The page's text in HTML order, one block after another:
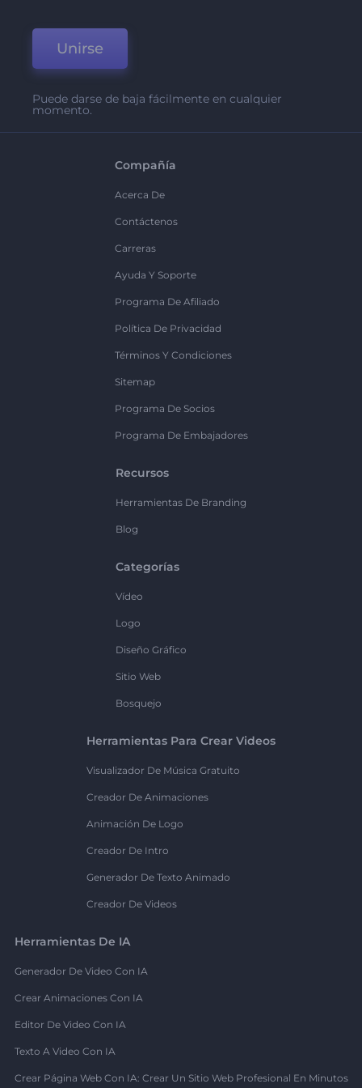
Unirse
Puede darse de baja fácilmente en cualquier
momento.
Compañía
Acerca De
Contáctenos
Carreras
Ayuda Y Soporte
Programa De Afiliado
Política De Privacidad
Términos Y Condiciones
Sitemap
Programa De Socios
Programa De Embajadores
Recursos
Herramientas De Branding
Blog
Categorías
Vídeo
Logo
Diseño Gráfico
Sitio Web
Bosquejo
Herramientas Para Crear Videos
Visualizador De Música Gratuito
Creador De Animaciones
Animación De Logo
Creador De Intro
Generador De Texto Animado
Creador De Videos
Herramientas De IA
Generador De Video Con IA
Crear Animaciones Con IA
Editor De Video Con IA
Texto A Video Con IA
Crear Página Web Con IA: Crear Un Sitio Web Profesional En Minutos